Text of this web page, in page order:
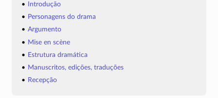
Introdução
Personagens do drama
Argumento
Mise en scène
Estrutura dramática
Manuscritos, edições, traduções
Recepção